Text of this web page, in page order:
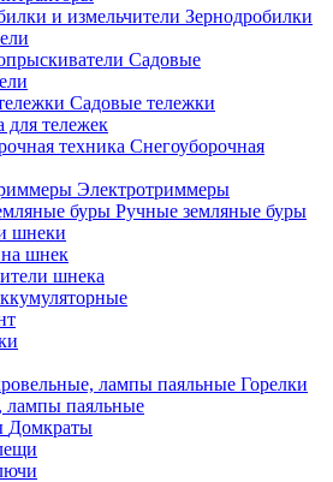
Зернодробилки
Садовые
Садовые тележки
для тележек
Снегоуборочная
Электротриммеры
Ручные земляные буры
шнеки
шнек
шнека
Горелки
лампы паяльные
Домкраты